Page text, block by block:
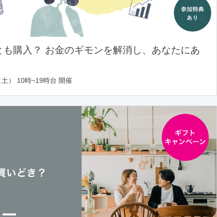
購入？ お金のギモンを解消し、あなたにあ
） 10時~19時台 開催